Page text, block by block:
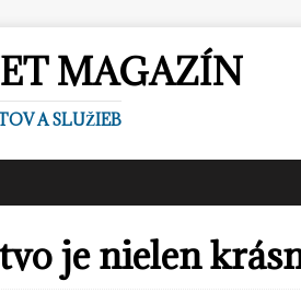
MAGAZÍN
A SLUŽIEB
je nielen